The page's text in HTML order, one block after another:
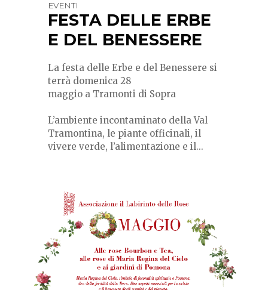
EVENTI
FESTA DELLE ERBE
E DEL BENESSERE
La festa delle Erbe e del Benessere si
terrà domenica 28
maggio a Tramonti di Sopra
L’ambiente incontaminato della Val
Tramontina, le piante officinali, il
vivere verde, l’alimentazione e il...